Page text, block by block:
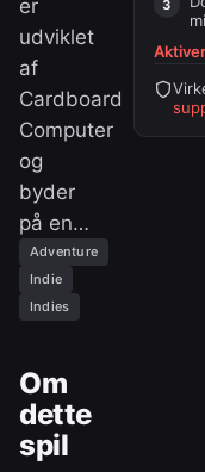
er
udviklet
af
Cardboard
Computer
og
byder
på en…
Adventure
Indie
Indies
Om
dette
spil